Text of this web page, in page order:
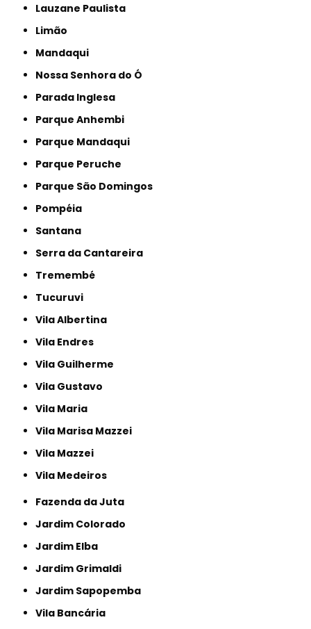
Lauzane Paulista
Limão
Mandaqui
Nossa Senhora do Ó
Parada Inglesa
Parque Anhembi
Parque Mandaqui
Parque Peruche
Parque São Domingos
Pompéia
Santana
Serra da Cantareira
Tremembé
Tucuruvi
Vila Albertina
Vila Endres
Vila Guilherme
Vila Gustavo
Vila Maria
Vila Marisa Mazzei
Vila Mazzei
Vila Medeiros
Fazenda da Juta
Jardim Colorado
Jardim Elba
Jardim Grimaldi
Jardim Sapopemba
Vila Bancária